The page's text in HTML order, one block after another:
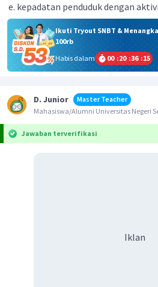
kepadatan penduduk dengan
Ikuti Tryout SNBT &
100rb
Habis dalam
00 :20 :36 :15
D. Junior
Master Teacher
Mahasiswa/Alumni Universitas Negeri
Jawaban terverifikasi
Iklan